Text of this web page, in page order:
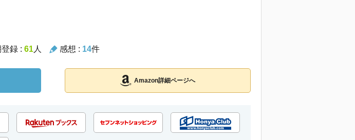
録 : 61人 感想 : 14件
Amazon詳細ページへ